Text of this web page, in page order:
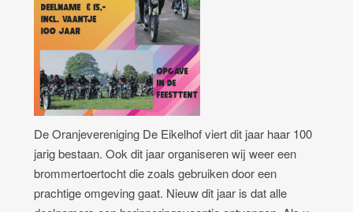
De Oranjevereniging De Eikelhof viert dit jaar haar 100
jarig bestaan. Ook dit jaar organiseren wij weer een
brommertoertocht die zoals gebruiken door een
prachtige omgeving gaat. Nieuw dit jaar is dat alle